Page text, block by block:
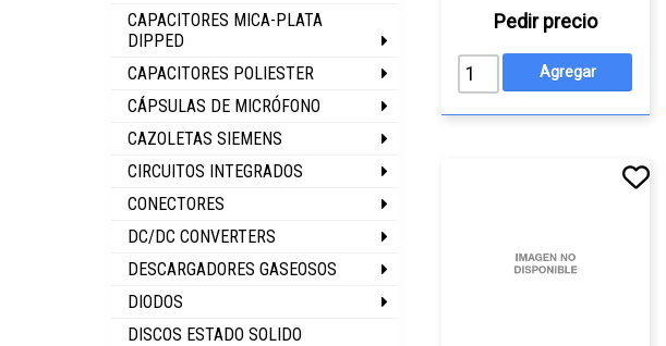
CAPACITORES MICA-PLATA
DIPPED
CAPACITORES POLIESTER
CÁPSULAS DE MICRÓFONO
CAZOLETAS SIEMENS
CIRCUITOS INTEGRADOS
CONECTORES
DC/DC CONVERTERS
DESCARGADORES GASEOSOS
DIODOS
DISCOS ESTADO SOLIDO
Pedir precio